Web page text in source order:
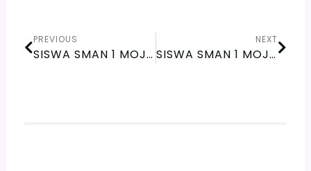
PREVIOUS
SISWA SMAN 1 MOJOKERTO RAIH JUARA 3 LEMPAR CAKRAM PUTRA DI KEJURKOT ATLETIK 2025
NEXT
SISWA SMAN 1 MOJOKERTO RAIH JUARA 2 LARI 100 METER PUTRA DI KEJURKOT ATLETIK 2025